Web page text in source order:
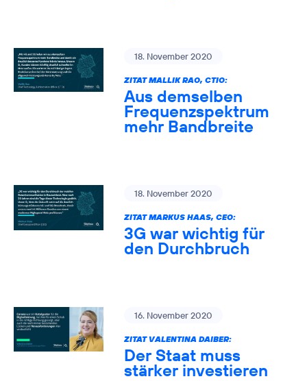
18. November 2020
ZITAT MALLIK RAO, CTIO:
Aus demselben
Frequenzspektrum
mehr Bandbreite
18. November 2020
ZITAT MARKUS HAAS, CEO:
3G war wichtig für
den Durchbruch
16. November 2020
ZITAT VALENTINA DAIBER:
Der Staat muss
stärker investieren